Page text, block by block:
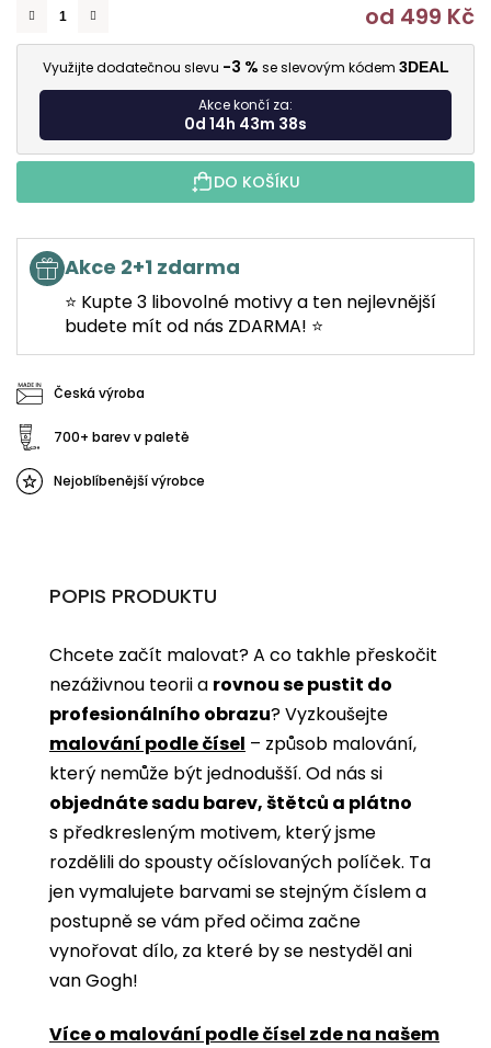
od 499 Kč
Využijte dodatečnou slevu -3 % se slevovým kódem 3DEAL
Akce končí za:
0d 14h 43m 37s
DO KOŠÍKU
Akce 2+1 zdarma
⭐ Kupte 3 libovolné motivy a ten nejlevnější
budete mít od nás ZDARMA! ⭐
Česká výroba
700+ barev v paletě
Nejoblíbenější výrobce
POPIS PRODUKTU
Chcete začít malovat? A co takhle přeskočit
nezáživnou teorii a rovnou se pustit do
profesionálního obrazu? Vyzkoušejte
malování podle čísel ­­– způsob malování,
který nemůže být jednodušší. Od nás si
objednáte sadu barev, štětců a plátno
s předkresleným motivem, který jsme
rozdělili do spousty očíslovaných políček. Ta
jen vymalujete barvami se stejným číslem a
postupně se vám před očima začne
vynořovat dílo, za které by se nestyděl ani
van Gogh!
Více o malování podle čísel zde na našem